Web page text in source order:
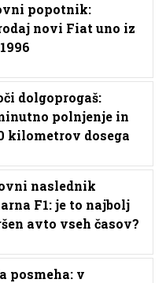
popotnik:
novi Fiat uno iz
dolgoprogaš:
polnjenje in
kilometrov dosega
naslednik
F1: je to najbolj
avto vseh časov?
posmeha: v